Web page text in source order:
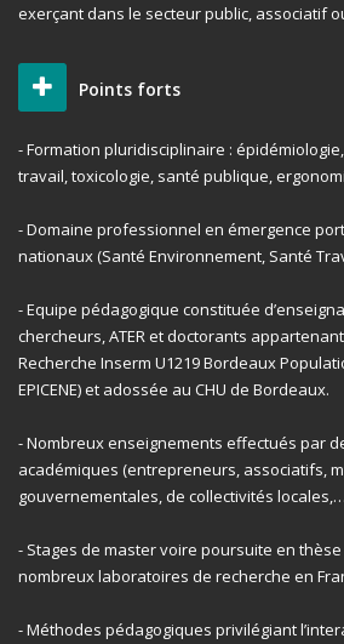
exerçant dans le secteur public, associatif
Points forts
- Formation pluridisciplinaire :
travail, toxicologie, santé publique,
- Domaine professionnel en émergence
nationaux (Santé Environnement, Santé
- Equipe pédagogique constituée
chercheurs, ATER et doctorants
Recherche Inserm U1219 Bordeaux
EPICENE) et adossée au CHU de Bordeaux.
- Nombreux enseignements effectués par
académiques (entrepreneurs, associatifs,
gouvernementales, de collectivités
- Stages de master voire poursuite en
nombreux laboratoires de recherche en
- Méthodes pédagogiques privilégiant